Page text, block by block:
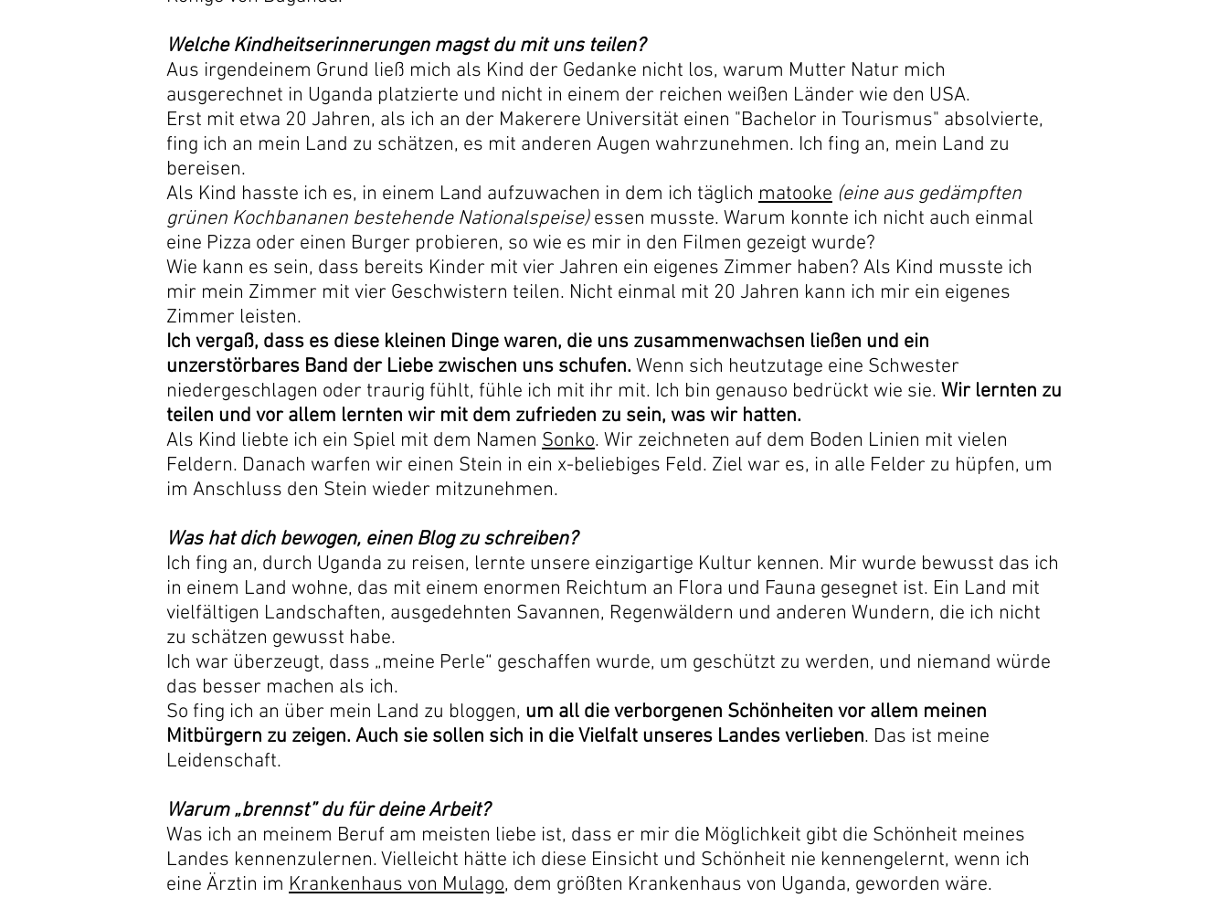
Welche Kindheitserinnerungen magst du mit uns teilen?
Aus irgendeinem Grund ließ mich als Kind der Gedanke nicht los, warum Mutter Natur mich
ausgerechnet in Uganda platzierte und nicht in einem der reichen weißen Länder wie den USA.
Erst mit etwa 20 Jahren, als ich an der Makerere Universität einen "Bachelor in Tourismus" absolvierte,
fing ich an mein Land zu schätzen, es mit anderen Augen wahrzunehmen. Ich fing an, mein Land zu
bereisen.
Als Kind hasste ich es, in einem Land aufzuwachen in dem ich täglich matooke (eine aus gedämpften
grünen Kochbananen bestehende Nationalspeise)essen musste. Warum konnte ich nicht auch einmal
eine Pizza oder einen Burger probieren, so wie es mir in den Filmen gezeigt wurde?
Wie kann es sein, dass bereits Kinder mit vier Jahren ein eigenes Zimmer haben? Als Kind musste ich
mir mein Zimmer mit vier Geschwistern teilen. Nicht einmal mit 20 Jahren kann ich mir ein eigenes
Zimmer leisten.
Ich vergaß, dass es diese kleinen Dinge waren, die uns zusammenwachsen ließen und ein
unzerstörbares Band der Liebe zwischen uns schufen. Wenn sich heutzutage eine Schwester
niedergeschlagen oder traurig fühlt, fühle ich mit ihr mit. Ich bin genauso bedrückt wie sie. Wir lernten zu
teilen und vor allem lernten wir mit dem zufrieden zu sein, was wir hatten.
Als Kind liebte ich ein Spiel mit dem Namen Sonko. Wir zeichneten auf dem Boden Linien mit vielen
Feldern. Danach warfen wir einen Stein in ein x-beliebiges Feld. Ziel war es, in alle Felder zu hüpfen, um
im Anschluss den Stein wieder mitzunehmen.
Was hat dich bewogen, einen Blog zu schreiben?
Ich fing an, durch Uganda zu reisen, lernte unsere einzigartige Kultur kennen. Mir wurde bewusst das ich
in einem Land wohne, das mit einem enormen Reichtum an Flora und Fauna gesegnet ist. Ein Land mit
vielfältigen Landschaften, ausgedehnten Savannen, Regenwäldern und anderen Wundern, die ich nicht
zu schätzen gewusst habe.
Ich war überzeugt, dass „meine Perle“ geschaffen wurde, um geschützt zu werden, und niemand würde
das besser machen als ich.
So fing ich an über mein Land zu bloggen, um all die verborgenen Schönheiten vor allem meinen
Mitbürgern zu zeigen. Auch sie sollen sich in die Vielfalt unseres Landes verlieben. Das ist meine
Leidenschaft.
Warum „brennst” du für deine Arbeit?
Was ich an meinem Beruf am meisten liebe ist, dass er mir die Möglichkeit gibt die Schönheit meines
Landes kennenzulernen. Vielleicht hätte ich diese Einsicht und Schönheit nie kennengelernt, wenn ich
eine Ärztin im Krankenhaus von Mulago, dem größten Krankenhaus von Uganda, geworden wäre.